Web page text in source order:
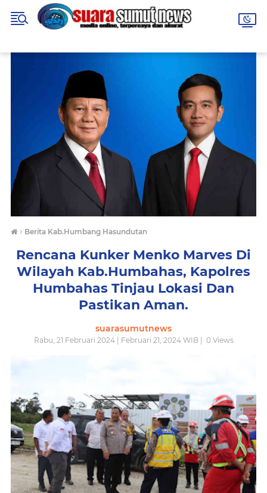
› Berita Kab.Humbang Hasundutan
Rencana Kunker Menko Marves Di
Wilayah Kab.Humbahas, Kapolres
Humbahas Tinjau Lokasi Dan
Pastikan Aman.
suarasumutnews
Rabu, 21 Februari 2024 | Februari 21, 2024 WIB | 0Views